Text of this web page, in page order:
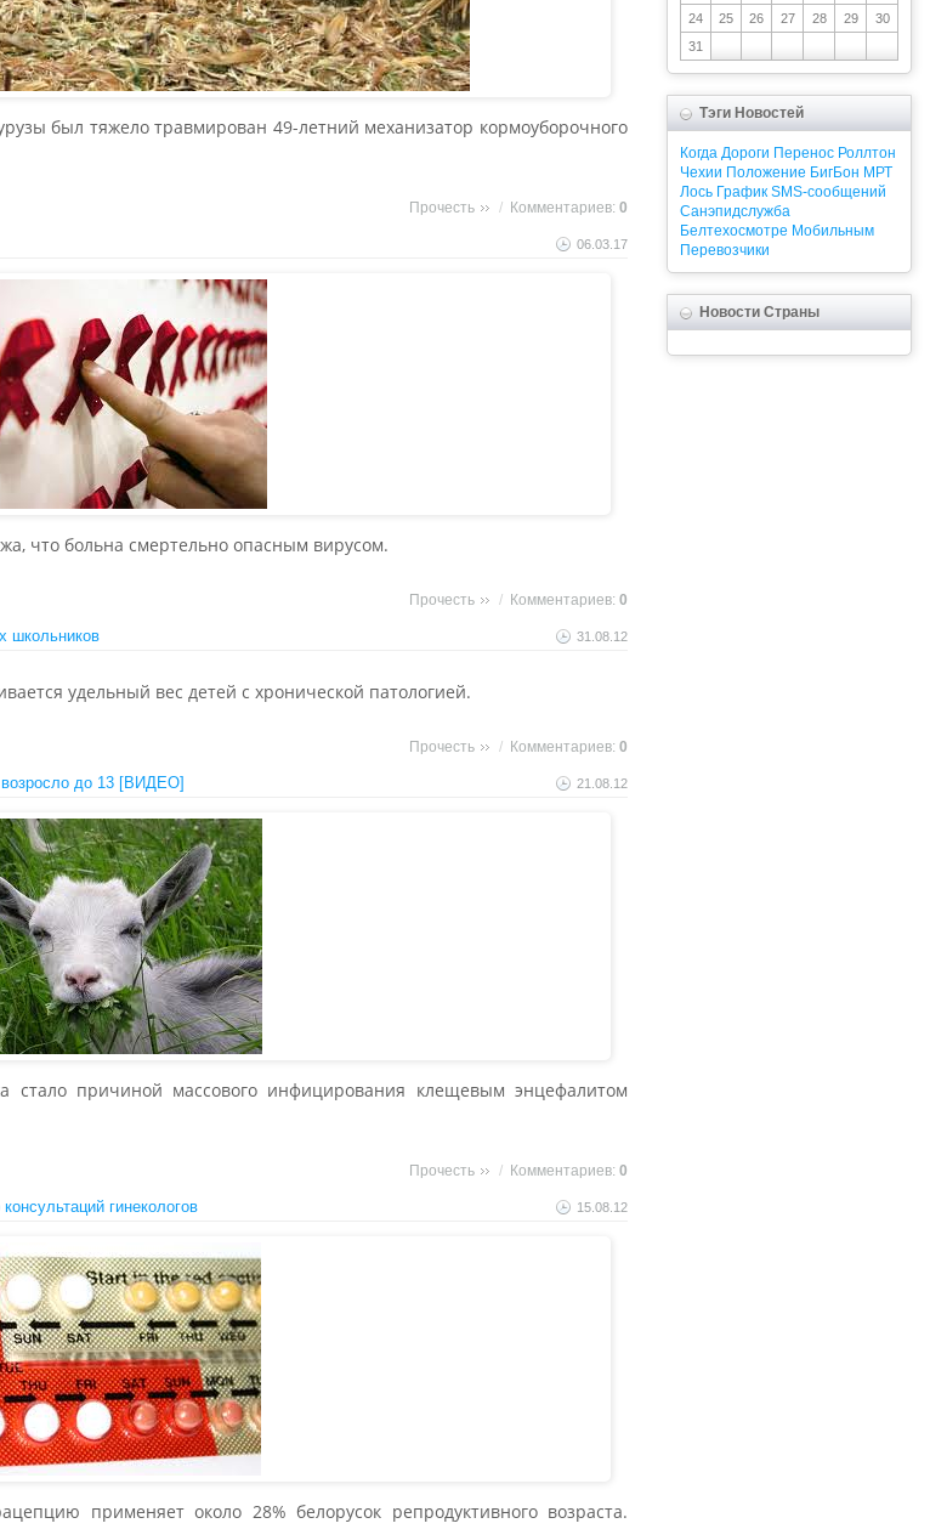
был тяжело травмирован 49-летний механизатор кормоуборочного
Прочесть / Комментариев: 0
06.03.17
что больна смертельно опасным вирусом.
Прочесть / Комментариев: 0
31.08.12
школьников
удельный вес детей с хронической патологией.
Прочесть / Комментариев: 0
21.08.12
до 13 [ВИДЕО]
стало причиной массового инфицирования клещевым энцефалитом
Прочесть / Комментариев: 0
15.08.12
гинекологов
применяет около 28% белорусок репродуктивного возраста.
24
25 26 27 28 29
30
31
Тэги Новостей
Когда Дороги Перенос Роллтон
Чехии Положение БигБон МРТ
Лось График SMS-сообщений
Санэпидслужба
Белтехосмотре Мобильным
Перевозчики
Новости Страны